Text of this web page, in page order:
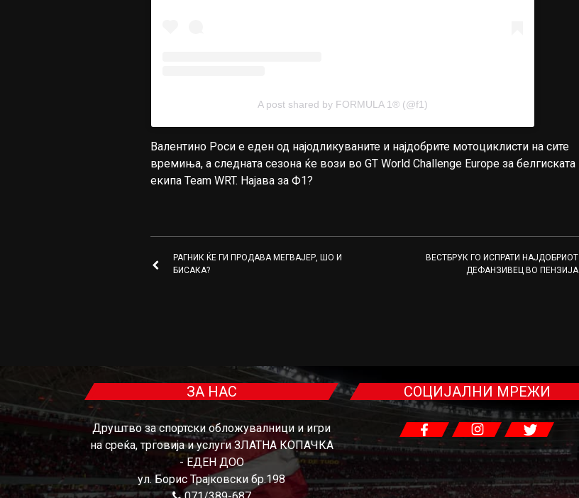
A post shared by FORMULA 1® (@f1)
Валентино Роси е еден од најодликуваните и најдобрите мотоциклисти на сите
времиња, а следната сезона ќе вози во GT World Challenge Europe за белгиската
екипа Team WRT. Најава за Ф1?
РАГНИК ЌЕ ГИ ПРОДАВА МЕГВАЈЕР, ШО И
БИСАКА?
ВЕСТБРУК ГО ИСПРАТИ НАЈДОБРИОТ
ДЕФАНЗИВЕЦ ВО ПЕНЗИЈА
ЗА НАС
Друштво за спортски обложувалници и игри
на среќа, трговија и услуги ЗЛАТНА КОПАЧКА
- ЕДЕН ДОО
ул. Борис Трајковски бр.198
СОЦИЈАЛНИ МРЕЖИ